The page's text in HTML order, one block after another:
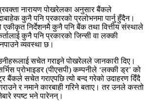
नारायण पोखरेलका अनुसार बैंकले
कुनै पनि प्रकारको प्रलोभनमा पार्नु हुँदैन।
एकीकृत निर्देशनमै कुनै पनि बैंक तथा वित्तीय संस्थाले
कुनै पनि प्रकारको जिन्सी वा लक्की
व्यवस्था छ।
सचेत गराइने पोखरेलले जानकारी दिए।
प्रोभाइडर (पीएसपी) कम्पनीले ‘लक्की ड्र’ को
बैंकले सचेत गराएपछि त्यो बन्द गरेको उदाहरण दिँदै
र नमाने कारबाही गरिने बताए। तर उनले कस्तो
स्पष्ट भने पारेनन्।